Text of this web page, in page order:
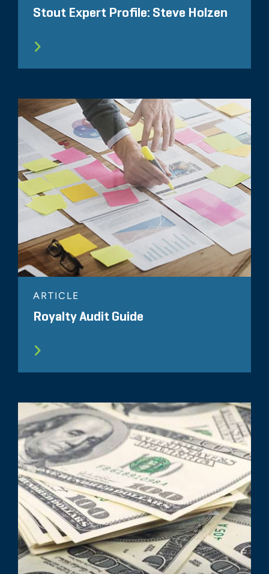
Stout Expert Profile: Steve Holzen
ARTICLE
Royalty Audit Guide